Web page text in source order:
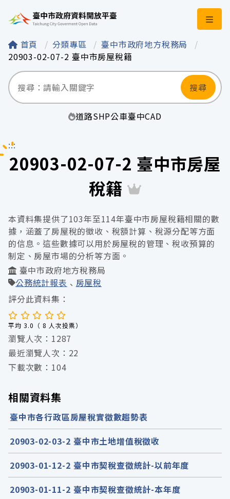
臺中市政府資料開
首頁 分類專區
臺中市政府地方稅務局
20903-02-07-2 臺中市房屋稅籍
搜尋
道路SHP公車臺中CAD
:::
20903-02-07-2 臺中市房屋
稅籍
本資料集提供了103年至114年臺中市房屋稅籍相關的數
據，涵蓋了房屋稅的徵收、稅額計算、稅源分配等方面
的信息。這些數據可以用於房屋稅的管理、稅收預算的
制定、房屋市場的分析等方面。
臺中市政府地方稅務局
公務統計報表
房屋稅
評分此資料集：
平均 3.0（ 8 人次投票）
瀏覽人次：1287
最近瀏覽人次：22
下載次數：104
相關資料集
臺中市各行政區房屋稅實徵數趨勢表
20903-02-03-2 臺中市土地增值稅徵收
20903-01-12-2 臺中市契稅查徵統計-以前年度
20903-01-11-2 臺中市契稅查徵統計-本年度